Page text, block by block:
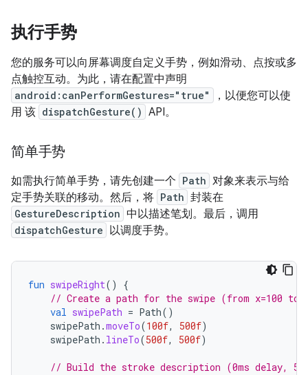
执行手势
您的服务可以向屏幕调度自定义手势，例如滑动、点按或多
点触控互动。为此，请在配置中声明
android:canPerformGestures="true"
，以便您可以使
用 该 dispatchGesture() API。
简单手势
如需执行简单手势，请先创建一个 Path 对象来表示与给
定手势关联的移动。然后，将 Path 封装在
GestureDescription 中以描述笔划。最后，调用
dispatchGesture 以调度手势。
fun swipeRight()
{
// Create a path for the swipe (from x=100 to
val swipePath = Path()
swipePath .moveTo(100f, 500f)
swipePath . lineTo(500f, 500f)
// Build the stroke description (0ms delay,